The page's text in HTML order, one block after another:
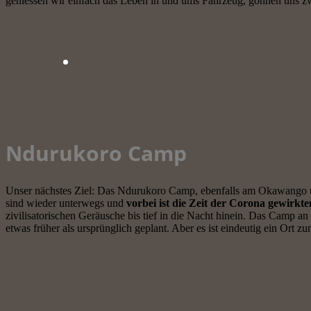
Ndurukoro Camp
Unser nächstes Ziel: Das Ndurukoro Camp, ebenfalls am
sind wieder unterwegs und vorbei ist die Zeit der Corona
zivilisatorischen Geräusche bis tief in die Nacht hinein. Das Camp
etwas früher als ursprünglich geplant. Aber es ist eindeutig ein Ort